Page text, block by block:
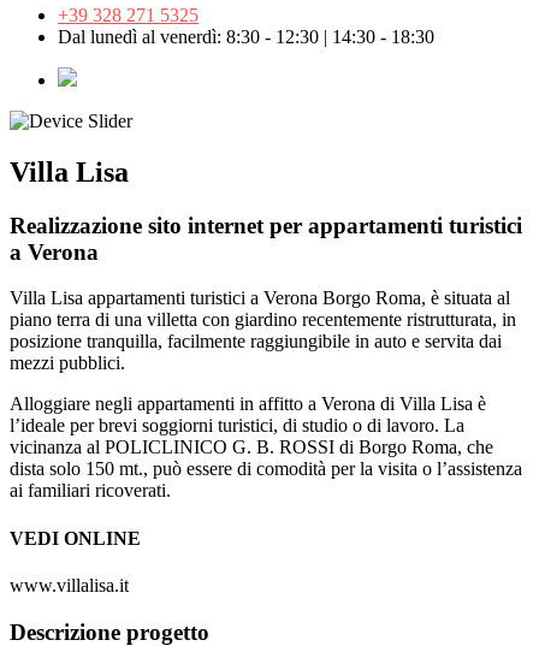
+39 328 271 5325
Dal lunedì al venerdì: 8:30 - 12:30 | 14:30 - 18:30
Villa Lisa
Realizzazione sito internet per appartamenti turistici
a Verona
Villa Lisa appartamenti turistici a Verona Borgo Roma, è situata al
piano terra di una villetta con giardino recentemente ristrutturata, in
posizione tranquilla, facilmente raggiungibile in auto e servita dai
mezzi pubblici.
Alloggiare negli appartamenti in affitto a Verona di Villa Lisa è
l’ideale per brevi soggiorni turistici, di studio o di lavoro. La
vicinanza al POLICLINICO G. B. ROSSI di Borgo Roma, che
dista solo 150 mt., può essere di comodità per la visita o l’assistenza
ai familiari ricoverati.
VEDI ONLINE
www.villalisa.it
Descrizione progetto